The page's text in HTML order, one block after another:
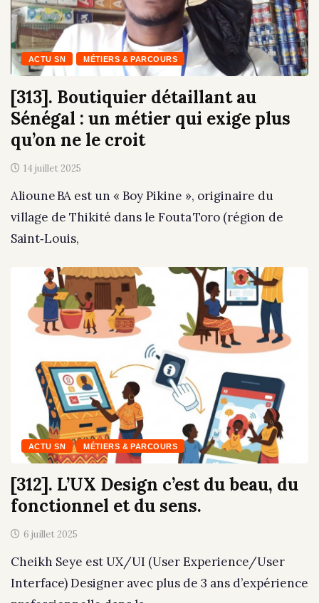
ACTU SN MÉTIERS & PARCOURS
[313]. Boutiquier détaillant au
Sénégal : un métier qui exige plus
qu’on ne le croit
14 juillet 2025
Alioune BA est un « Boy Pikine », originaire du
village de Thikité dans le Fouta Toro (région de
Saint‑Louis,
ACTU SN MÉTIERS & PARCOURS
[312]. L’UX Design c’est du beau, du
fonctionnel et du sens.
6 juillet 2025
Cheikh Seye est UX/UI (User Experience/User
Interface) Designer avec plus de 3 ans d’expérience